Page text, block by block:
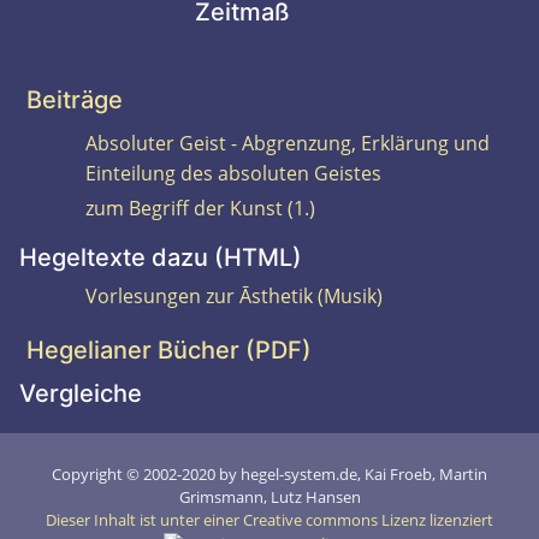
Zeitmaß
Beiträge
Absoluter Geist - Abgrenzung, Erklärung und
Einteilung des absoluten Geistes
zum Begriff der Kunst (1.)
Hegeltexte dazu (HTML)
Vorlesungen zur Āsthetik (Musik)
Hegelianer Bücher (PDF)
Vergleiche
Copyright © 2002-2020 by hegel-system.de, Kai Froeb, Martin
Grimsmann, Lutz Hansen
Dieser Inhalt ist unter einer Creative commons Lizenz lizenziert